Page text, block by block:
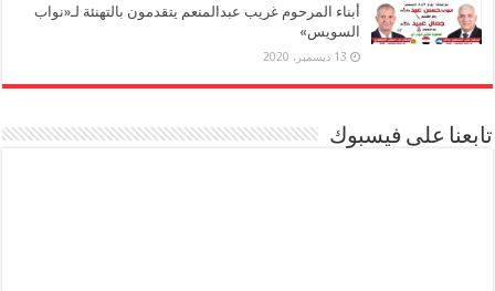
أبناء المرحوم غريب عبدالمنعم يتقدمون بالتهنئة لـ«نواب
السويس»
13 ديسمبر، 2020
تابعنا على فيسبوك